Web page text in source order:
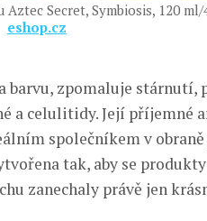
Secret, Symbiosis, 120 ml/
eshop.cz
zpomaluje stárnutí,
a celulitidy. Její příjemné
společníkem v obraně
tak, aby se produkty
zanechaly právě jen